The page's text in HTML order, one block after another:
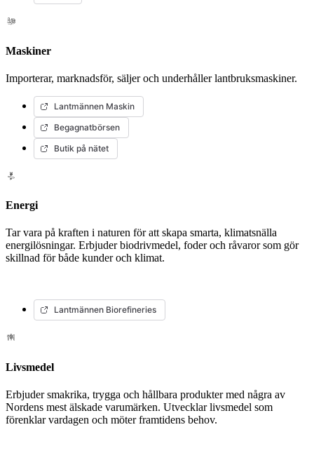
Maskiner
Importerar, marknadsför, säljer och underhåller lantbruksmaskiner.
Lantmännen Maskin
Begagnatbörsen
Butik på nätet
Energi
Tar vara på kraften i naturen för att skapa smarta, klimatsnälla
energilösningar. Erbjuder biodrivmedel, foder och råvaror som gör
skillnad för både kunder och klimat.
Lantmännen Biorefineries
Livsmedel
Erbjuder smakrika, trygga och hållbara produkter med några av
Nordens mest älskade varumärken. Utvecklar livsmedel som
förenklar vardagen och möter framtidens behov.